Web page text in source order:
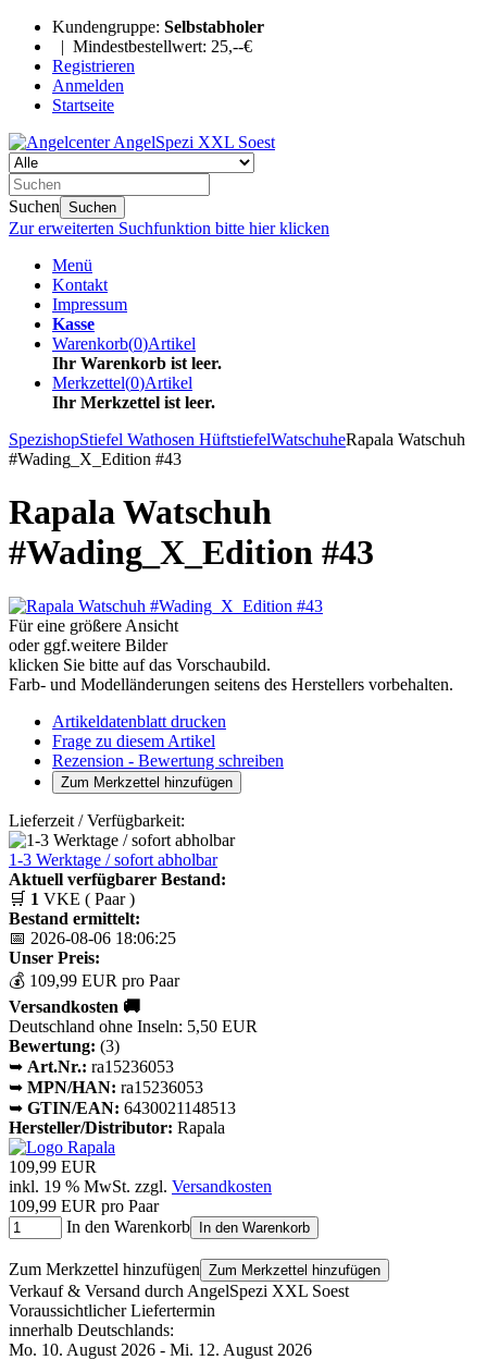
Kundengruppe: Selbstabholer
| Mindestbestellwert: 25,--€
Registrieren
Anmelden
Startseite
Suchen Suchen
Zur erweiterten Suchfunktion bitte hier klicken
Menü
Kontakt
Impressum
Kasse
Warenkorb(0)Artikel
Ihr Warenkorb ist leer.
Merkzettel(0)Artikel
Ihr Merkzettel ist leer.
SpezishopStiefel Wathosen HüftstiefelWatschuheRapala Watschuh
#Wading_X_Edition #43
Rapala Watschuh
#Wading_X_Edition #43
Für eine größere Ansicht
oder ggf.weitere Bilder
klicken Sie bitte auf das Vorschaubild.
Farb- und Modelländerungen seitens des Herstellers vorbehalten.
Artikeldatenblatt drucken
Frage zu diesem Artikel
Rezension - Bewertung schreiben
Lieferzeit / Verfügbarkeit:
1-3 Werktage / sofort abholbar
Aktuell verfügbarer Bestand:
🛒 1 VKE ( Paar )
Bestand ermittelt:
📅 2026-08-06 18:06:25
Unser Preis:
💰 109,99 EUR pro Paar
Versandkosten 🚚
Deutschland ohne Inseln: 5,50 EUR
Bewertung: (3)
➥ Art.Nr.: ra15236053
➥ MPN/HAN: ra15236053
➥ GTIN/EAN: 6430021148513
Hersteller/Distributor: Rapala
109,99 EUR
inkl. 19 % MwSt. zzgl. Versandkosten
109,99 EUR pro Paar
In den Warenkorb
In den Warenkorb
Zum Merkzettel hinzufügen Zum Merkzettel hinzufügen
Verkauf & Versand durch AngelSpezi XXL Soest
Voraussichtlicher Liefertermin
innerhalb Deutschlands:
Mo. 10. August 2026 - Mi. 12. August 2026